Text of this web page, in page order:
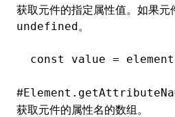
获取元件的指定属性值。如果元
undefined。
const value = element
#
获取元件的属性名的数组。